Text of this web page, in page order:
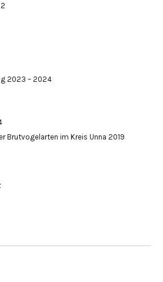
2023 – 2024
Brutvogelarten im Kreis Unna 2019